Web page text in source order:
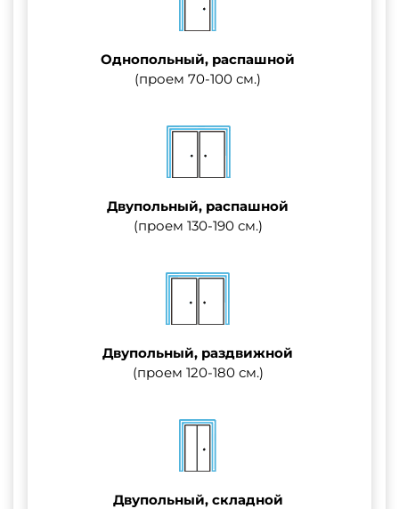
Однопольный, распашной
(проем 70-100 см.)
Двупольный, распашной
(проем 130-190 см.)
Двупольный, раздвижной
(проем 120-180 см.)
Двупольный, складной